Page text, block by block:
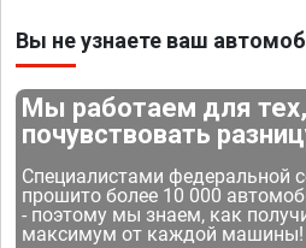
Вы не узнаете ваш
Мы работаем для
почувствовать
Специалистами федеральной
прошито более 10 000
- поэтому мы знаем, как
максимум от каждой машины!